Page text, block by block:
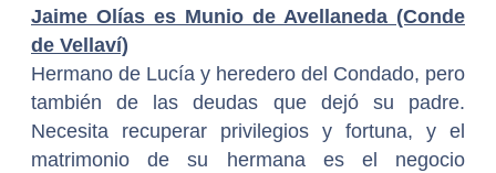
Jaime Olías es Munio de Avellaneda (Conde
de Vellaví)
Hermano de Lucía y heredero del Condado, pero
también de las deudas que dejó su padre.
Necesita recuperar privilegios y fortuna, y el
matrimonio de su hermana es el negocio